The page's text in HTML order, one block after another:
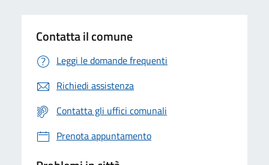
Contatta il comune
Leggi le domande frequenti
Richiedi assistenza
Contatta gli uffici comunali
Prenota appuntamento